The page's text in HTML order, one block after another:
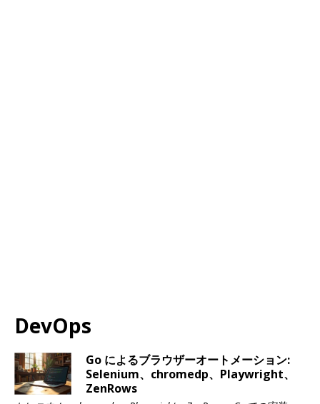
DevOps
Go によるブラウザーオートメーション:
Selenium、chromedp、Playwright、
ZenRows